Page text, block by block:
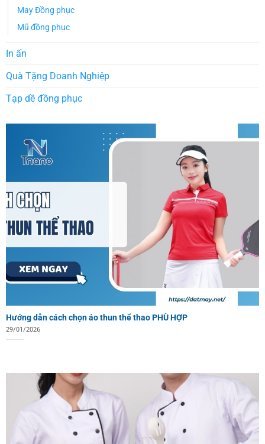
May Đồng phục
Mũ đồng phục
In ấn
Quà Tặng Doanh Nghiệp
Tạp dề đồng phục
Hướng dẫn cách chọn áo thun thể thao PHÙ HỢP
29/01/2026